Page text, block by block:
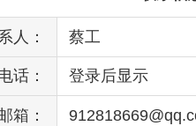
人： 蔡工
话： 登录后显示
箱：